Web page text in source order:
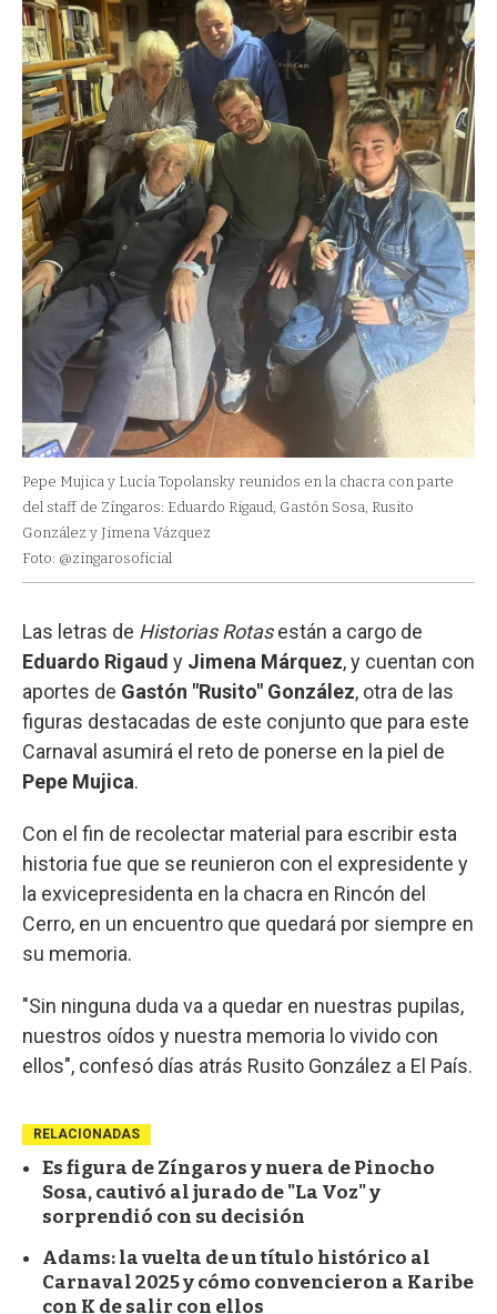
Pepe Mujica y Lucía Topolansky reunidos en la chacra con parte
del staff de Zíngaros: Eduardo Rigaud, Gastón Sosa, Rusito
González y Jimena Vázquez
Foto: @zingarosoficial
Las letras de Historias Rotasestán a cargo de
Eduardo Rigaud y Jimena Márquez, y cuentan con
aportes de Gastón "Rusito" González, otra de las
figuras destacadas de este conjunto que para este
Carnaval asumirá el reto de ponerse en la piel de
Pepe Mujica.
Con el fin de recolectar material para escribir esta
historia fue que se reunieron con el expresidente y
la exvicepresidenta en la chacra en Rincón del
Cerro, en un encuentro que quedará por siempre en
su memoria.
"Sin ninguna duda va a quedar en nuestras pupilas,
nuestros oídos y nuestra memoria lo vivido con
ellos", confesó días atrás Rusito González a El País.
RELACIONADAS
Es figura de Zíngaros y nuera de Pinocho
Sosa, cautivó al jurado de "La Voz" y
sorprendió con su decisión
Adams: la vuelta de un título histórico al
Carnaval 2025 y cómo convencieron a Karibe
con K de salir con ellos